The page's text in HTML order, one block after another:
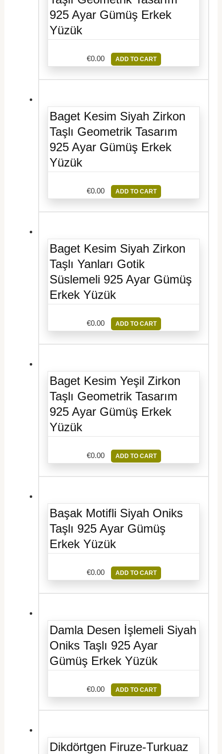
925 Ayar Gümüş Erkek
Yüzük
€0.00 ADD TO CART
Baget Kesim Siyah Zirkon
Taşlı Geometrik Tasarım
925 Ayar Gümüş Erkek
Yüzük
€0.00 ADD TO CART
Baget Kesim Siyah Zirkon
Taşlı Yanları Gotik
Süslemeli 925 Ayar Gümüş
Erkek Yüzük
€0.00 ADD TO CART
Baget Kesim Yeşil Zirkon
Taşlı Geometrik Tasarım
925 Ayar Gümüş Erkek
Yüzük
€0.00 ADD TO CART
Başak Motifli Siyah Oniks
Taşlı 925 Ayar Gümüş
Erkek Yüzük
€0.00 ADD TO CART
Damla Desen İşlemeli Siyah
Oniks Taşlı 925 Ayar
Gümüş Erkek Yüzük
€0.00 ADD TO CART
Dikdörtgen Firuze-Turkuaz